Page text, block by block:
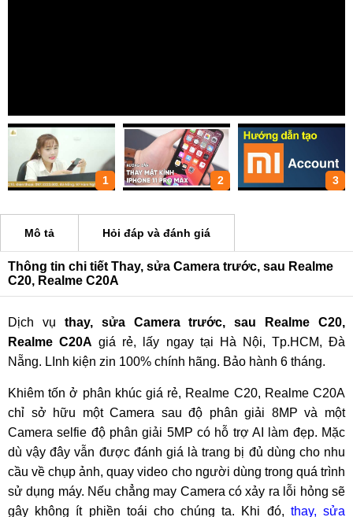
1 2 3
Mô tả Hỏi đáp và đánh giá
Thông tin chi tiết Thay, sửa Camera trước, sau Realme
C20, Realme C20A
Dịch vụ thay, sửa Camera trước, sau Realme C20,
Realme C20A giá rẻ, lấy ngay tại Hà Nội, Tp.HCM, Đà
Nẵng. LInh kiện zin 100% chính hãng. Bảo hành 6 tháng.
Khiêm tốn ở phân khúc giá rẻ, Realme C20, Realme C20A
chỉ sở hữu một Camera sau độ phân giải 8MP và một
Camera selfie độ phân giải 5MP có hỗ trợ AI làm đẹp. Mặc
dù vậy đây vẫn được đánh giá là trang bị đủ dùng cho nhu
cầu về chụp ảnh, quay video cho người dùng trong quá trình
sử dụng máy. Nếu chẳng may Camera có xảy ra lỗi hỏng sẽ
gây không ít phiền toái cho chúng ta. Khi đó, thay, sửa